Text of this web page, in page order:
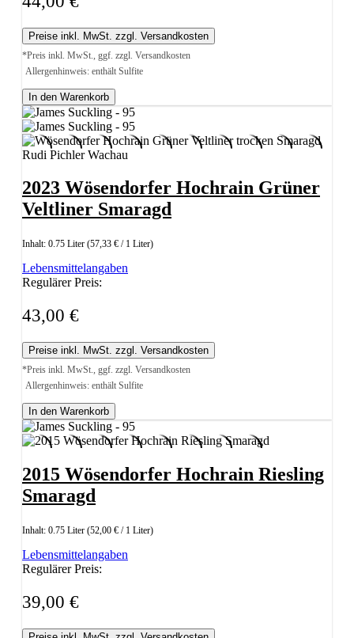
Preise inkl. MwSt. zzgl. Versandkosten
*Preis inkl. MwSt., ggf. zzgl. Versandkosten
Allergenhinweis: enthält Sulfite
In den Warenkorb
2023 Wösendorfer Hochrain Grüner
Veltliner Smaragd
Inhalt: 0.75 Liter (57,33 € / 1 Liter)
Lebensmittelangaben
Regulärer Preis:
43,00 €
Preise inkl. MwSt. zzgl. Versandkosten
*Preis inkl. MwSt., ggf. zzgl. Versandkosten
Allergenhinweis: enthält Sulfite
In den Warenkorb
2015 Wösendorfer Hochrain Riesling
Smaragd
Inhalt: 0.75 Liter (52,00 € / 1 Liter)
Lebensmittelangaben
Regulärer Preis:
39,00 €